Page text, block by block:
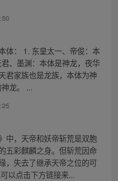
体： 1. 东皇太一、帝俊：本
、墨渊：本体是神龙，夜华
君家族也是龙族，本体为神
龙。 ...
中，天帝和妖帝斩荒是双胞
五彩麒麟之身。但斩荒因命
，失去了继承天帝之位的可
以点击下方链接来...